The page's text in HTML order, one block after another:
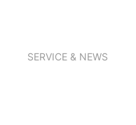
SERVICE & NEWS